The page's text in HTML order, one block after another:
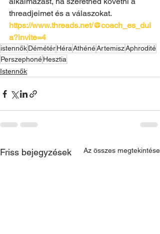
threadjeimet és a válaszokat.
https://www.threads.net/@coach_es_dul
a?invite=4
istennőkDémétérHéraAthénéArtemiszAphrodité
PerszephonéHesztia
Istennők
Friss bejegyzések Az összes megtekintése